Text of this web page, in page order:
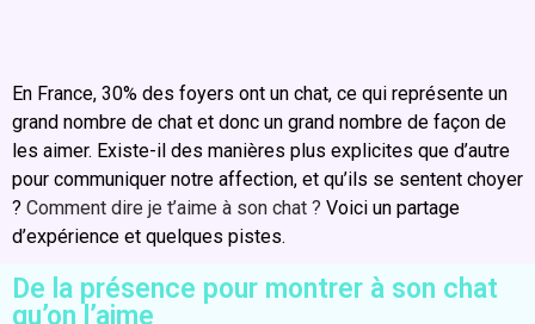
En France, 30% des foyers ont un chat, ce qui représente un
grand nombre de chat et donc un grand nombre de façon de
les aimer. Existe-il des manières plus explicites que d’autre
pour communiquer notre affection, et qu’ils se sentent choyer
? Comment dire je t’aime à son chat ? Voici un partage
d’expérience et quelques pistes.
De la présence pour montrer à son chat
qu’on l’aime